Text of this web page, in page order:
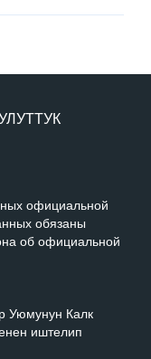
официальной
обязаны
об официальной
Уюмунун Калк
иштелип